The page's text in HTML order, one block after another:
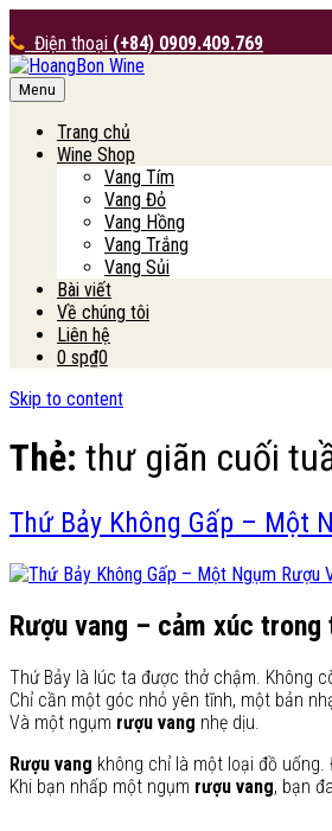
Điện thoại (+84) 0909.409.769
HoangBon Wine
Menu
Trang chủ
Wine Shop
Vang Tím
Vang Đỏ
Vang Hồng
Vang Trắng
Vang Sủi
Bài viết
Về chúng tôi
Liên hệ
0 sp₫0
Skip to content
Thẻ: thư giãn cuối
Thứ Bảy Không Gấp – Một
Rượu vang – cảm xúc
Thứ Bảy là lúc ta được thở chậm. Không
Chỉ cần một góc nhỏ yên tĩnh, một bản
Và một ngụm rượu vang nhẹ dịu.
Rượu vang không chỉ là một loại đồ
Khi bạn nhấp một ngụm rượu vang, bạn